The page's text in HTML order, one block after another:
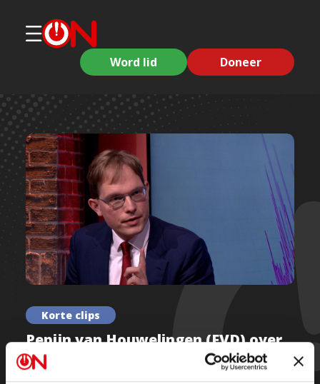
Word lid Doneer
Korte clips
Pepijn van Houwelingen (FVD) over
aanvallen op kritische experts
rondom oversterfte